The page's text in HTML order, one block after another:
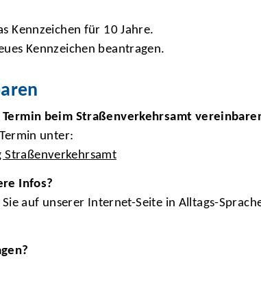
Kennzeichen für 10 Jahre.
Kennzeichen beantragen.
beim Straßenverkehrsamt
unter:
Straßenverkehrsamt
Infos?
auf unserer Internet-Seite in Alltags-